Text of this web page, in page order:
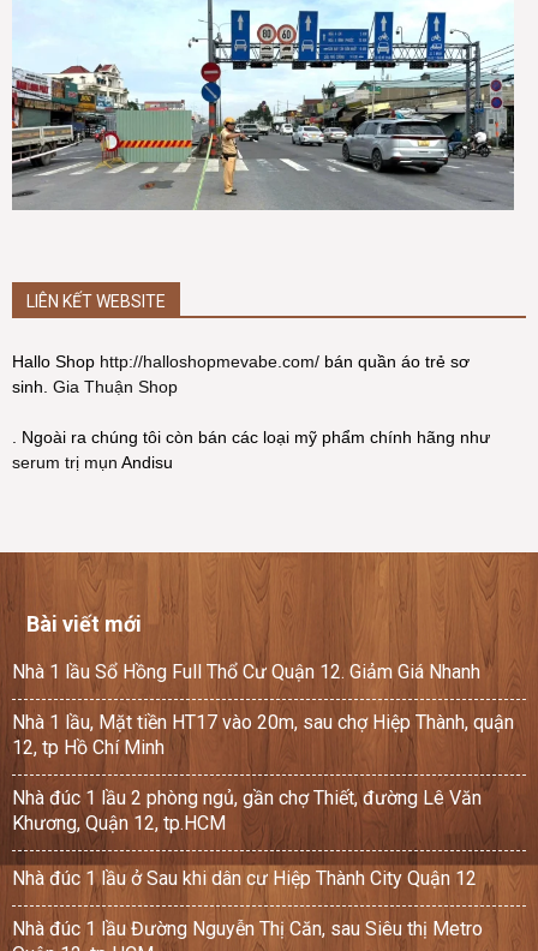
LIÊN KẾT WEBSITE
Hallo Shop http://halloshopmevabe.com/ bán quần áo trẻ sơ
sinh. Gia Thuận Shop
. Ngoài ra chúng tôi còn bán các loại mỹ phẩm chính hãng như
serum trị mụn Andisu
Bài viết mới
Nhà 1 lầu Sổ Hồng Full Thổ Cư Quận 12. Giảm Giá Nhanh
Nhà 1 lầu, Mặt tiền HT17 vào 20m, sau chợ Hiệp Thành, quận
12, tp Hồ Chí Minh
Nhà đúc 1 lầu 2 phòng ngủ, gần chợ Thiết, đường Lê Văn
Khương, Quận 12, tp.HCM
Nhà đúc 1 lầu ở Sau khi dân cư Hiệp Thành City Quận 12
Nhà đúc 1 lầu Đường Nguyễn Thị Căn, sau Siêu thị Metro